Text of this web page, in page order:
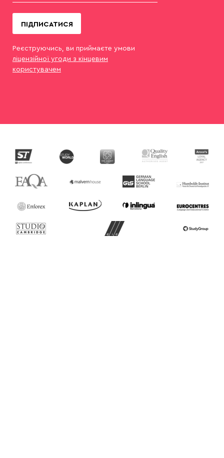
ПІДПИСАТИСЯ
Реєструючись, ви приймаєте умови
ліцензійної угоди з кінцевим
користувачем